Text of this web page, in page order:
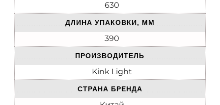
630
ДЛИНА УПАКОВКИ, ММ
390
ПРОИЗВОДИТЕЛЬ
Kink Light
СТРАНА БРЕНДА